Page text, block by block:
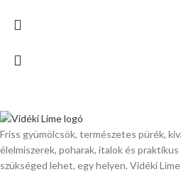
Friss gyümölcsök, természetes pürék,
élelmiszerek, poharak, italok és
szükséged lehet, egy helyen. Vidéki